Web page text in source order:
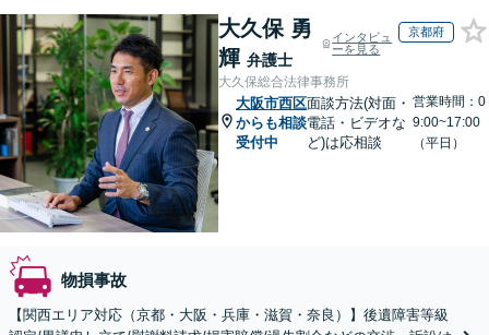
大久保 勇
輝 弁護士
インタビュ
ーを見る
京都府
大久保総合法律事務所
大阪市西区
からも相談
受付中
面談方法(対面・
電話・ビデオな
ど)は応相談
営業時間：0
9:00~17:00
（平日）
物損事故
【関西エリア対応（京都・大阪・兵庫・滋賀・奈良）】後遺障害等級